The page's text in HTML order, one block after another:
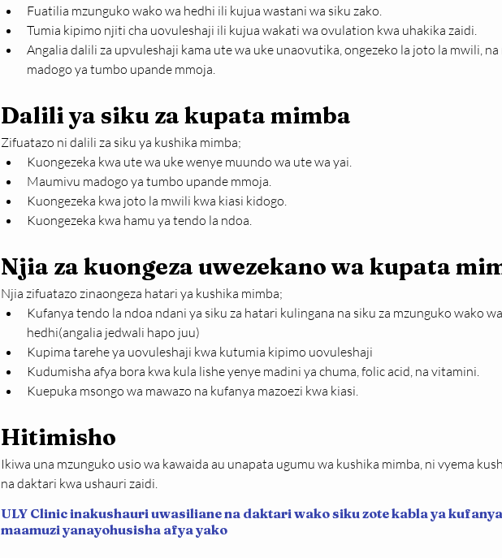
Fuatilia mzunguko wako wa hedhi ili kujua wastani wa siku zako.
Tumia kipimo njiti cha uovuleshaji ili kujua wakati wa ovulation kwa uhakika zaidi.
Angalia dalili za upvuleshaji kama ute wa uke unaovutika, ongezeko la joto la mwili,
madogo ya tumbo upande mmoja.
Dalili ya siku za kupata mimba
Zifuatazo ni dalili za siku ya kushika mimba;
Kuongezeka kwa ute wa uke wenye muundo wa ute wa yai.
Maumivu madogo ya tumbo upande mmoja.
Kuongezeka kwa joto la mwili kwa kiasi kidogo.
Kuongezeka kwa hamu ya tendo la ndoa.
Njia za kuongeza uwezekano wa kupata
Njia zifuatazo zinaongeza hatari ya kushika mimba;
Kufanya tendo la ndoa ndani ya siku za hatari kulingana na siku za mzunguko wako wa
hedhi(angalia jedwali hapo juu)
Kupima tarehe ya uovuleshaji kwa kutumia kipimo uovuleshaji
Kudumisha afya bora kwa kula lishe yenye madini ya chuma, folic acid, na vitamini.
Kuepuka msongo wa mawazo na kufanya mazoezi kwa kiasi.
Hitimisho
Ikiwa una mzunguko usio wa kawaida au unapata ugumu wa kushika mimba, ni vyema
na daktari kwa ushauri zaidi.
ULY Clinic inakushauri uwasiliane na daktari wako siku zote kabla ya kufanya
maamuzi yanayohusisha afya yako